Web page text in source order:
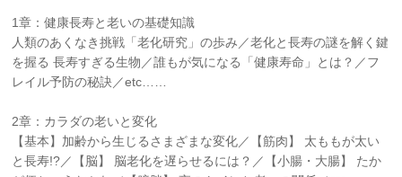
1章：健康長寿と老いの基礎知識
人類のあくなき挑戦「老化研究」の歩み／老化と長寿の謎を解く鍵
を握る 長寿すぎる生物／誰もが気になる「健康寿命」とは？／フ
レイル予防の秘訣／etc……
2章：カラダの老いと変化
【基本】加齢から生じるさまざまな変化／【筋肉】 太ももが太い
と長寿!?／【脳】 脳老化を遅らせるには？／【小腸・大腸】 たか